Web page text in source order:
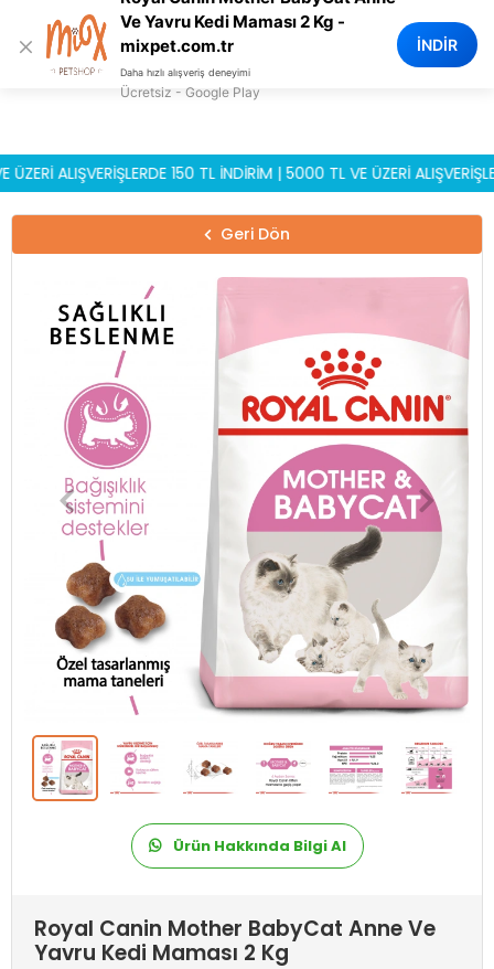
ALIŞVERİŞLERDE 150 TL İNDİRİM | 5000 TL VE ÜZERİ
0
Geri Dön
Ürün Hakkında Bilgi Al
Royal Canin Mother BabyCat Anne Ve
Yavru Kedi Maması 2 Kg
×
Ve Yavru Kedi Maması 2 Kg -
mixpet.com.tr
Daha hızlı alışveriş deneyimi
Ücretsiz - Google Play
İNDİR